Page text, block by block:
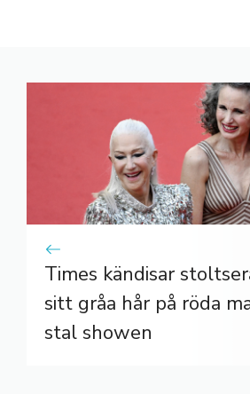
Times kändisar
sitt gråa hår på röda
stal showen